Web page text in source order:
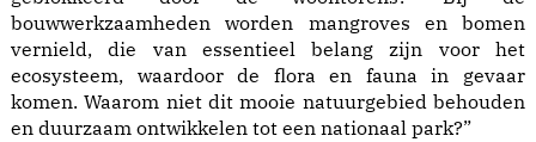
bouwwerkzaamheden worden mangroves en bomen
vernield, die van essentieel belang zijn voor het
ecosysteem, waardoor de flora en fauna in gevaar
komen. Waarom niet dit mooie natuurgebied behouden
en duurzaam ontwikkelen tot een nationaal park?”